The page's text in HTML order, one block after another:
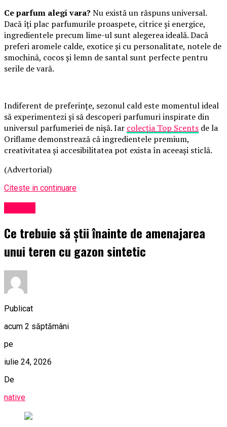
Ce parfum alegi vara? Nu există un răspuns universal.
Dacă îți plac parfumurile proaspete, citrice și energice,
ingredientele precum lime-ul sunt alegerea ideală. Dacă
preferi aromele calde, exotice și cu personalitate, notele de
smochină, cocos și lemn de santal sunt perfecte pentru
serile de vară.
Indiferent de preferințe, sezonul cald este momentul ideal
să experimentezi și să descoperi parfumuri inspirate din
universul parfumeriei de nișă. Iar colecția Top Scents de la
Oriflame demonstrează că ingredientele premium,
creativitatea și accesibilitatea pot exista în aceeași sticlă.
(Advertorial)
Citeste in continuare
Ce trebuie să știi înainte de amenajarea
unui teren cu gazon sintetic
Publicat
acum 2 săptămâni
pe
iulie 24, 2026
De
native